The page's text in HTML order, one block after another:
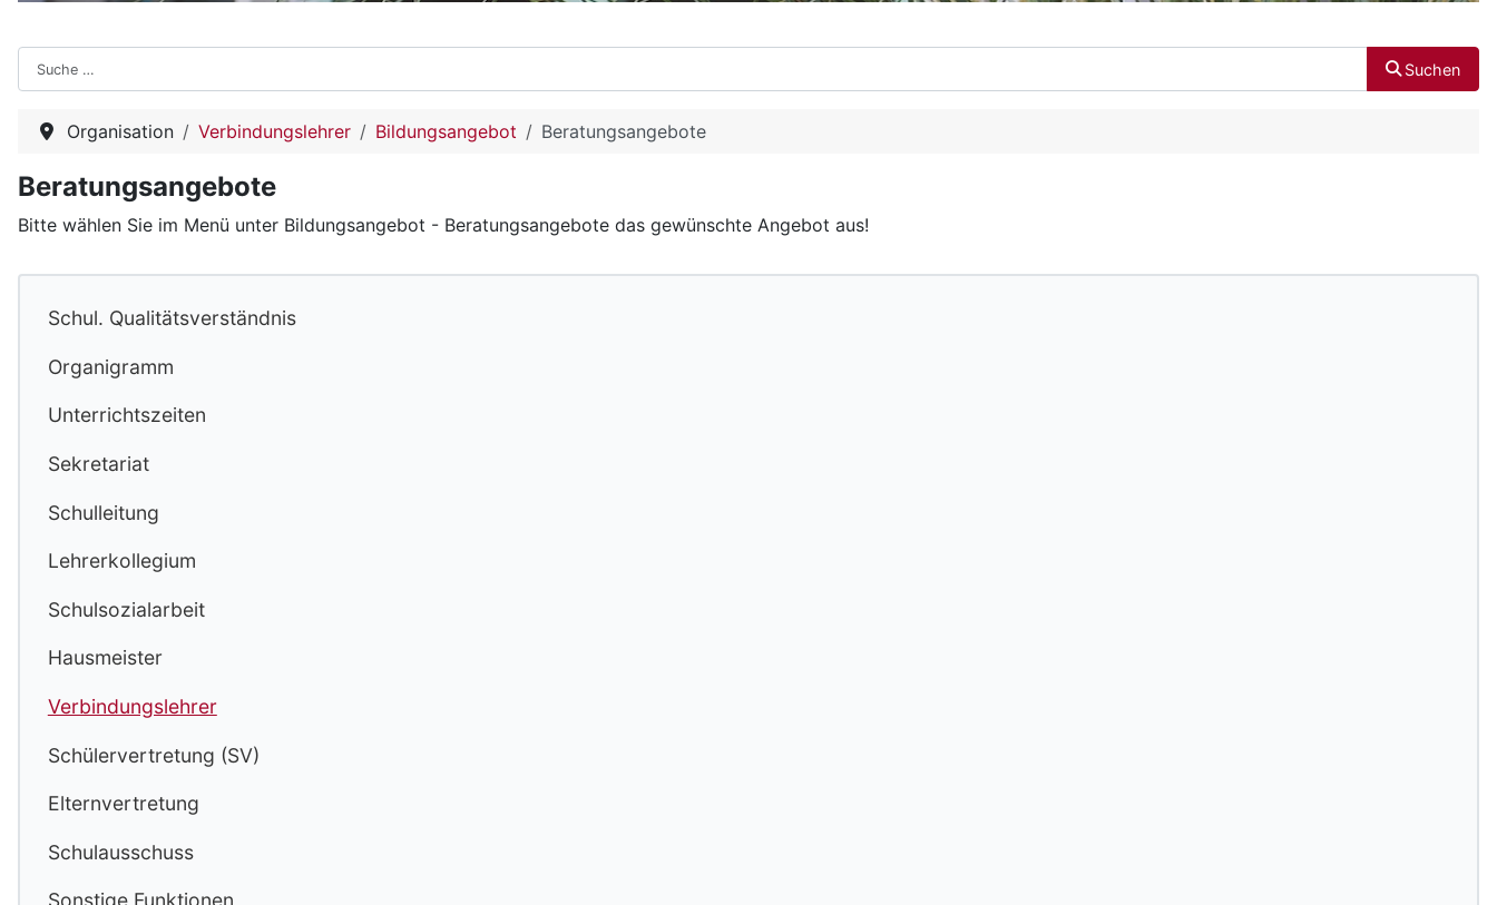
Suchen Suchen
Schul. Qualitätsverständnis
Organigramm
Unterrichtszeiten
Sekretariat
Schulleitung
Lehrerkollegium
Schulsozialarbeit
Hausmeister
Verbindungslehrer
Schülervertretung (SV)
Elternvertretung
Schulausschuss
Sonstige Funktionen
Organisation Verbindungslehrer Bildungsangebot Beratungsangebote
Beratungsangebote
Bitte wählen Sie im Menü unter Bildungsangebot - Beratungsangebote das gewünschte Angebot aus!